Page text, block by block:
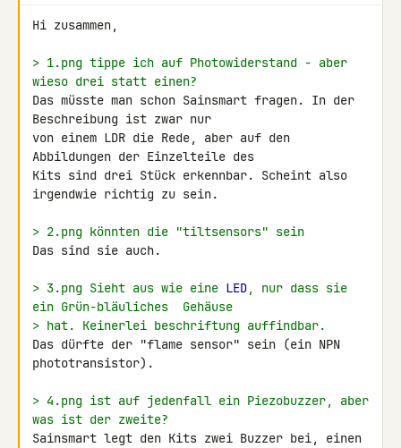
Hi zusammen,
> 1.png tippe ich auf Photowiderstand - aber
wieso drei statt einen?
Das müsste man schon Sainsmart fragen. In der
Beschreibung ist zwar nur
von einem LDR die Rede, aber auf den
Abbildungen der Einzelteile des
Kits sind drei Stück erkennbar. Scheint also
irgendwie richtig zu sein.
> 2.png könnten die "tiltsensors" sein
Das sind sie auch.
> 3.png Sieht aus wie eine LED, nur dass sie
ein Grün-bläuliches  Gehäuse
> hat. Keinerlei beschriftung auffindbar.
Das dürfte der "flame sensor" sein (ein NPN
phototransistor).
> 4.png ist auf jedenfall ein Piezobuzzer, aber
was ist der zweite?
Sainsmart legt den Kits zwei Buzzer bei, einen